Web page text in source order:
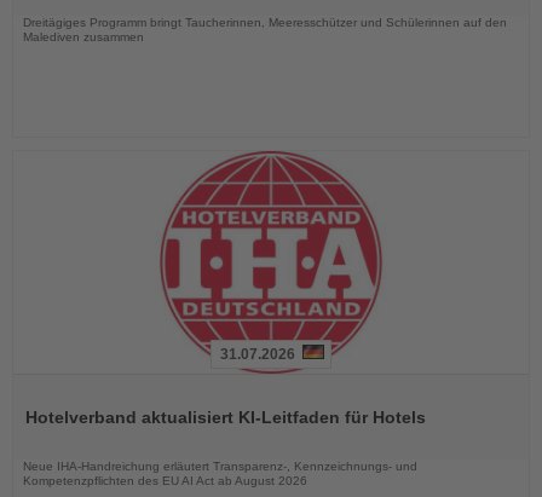
Dreitägiges Programm bringt Taucherinnen, Meeresschützer und Schülerinnen auf den
Malediven zusammen
die
31.07.2026
Hotelverband aktualisiert KI-Leitfaden für Hotels
Neue IHA-Handreichung erläutert Transparenz-, Kennzeichnungs- und
Kompetenzpflichten des EU AI Act ab August 2026